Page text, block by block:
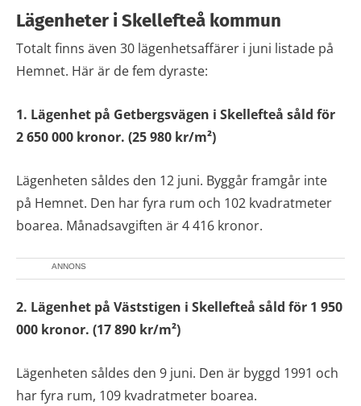
Lägenheter i Skellefteå kommun
Totalt finns även 30 lägenhetsaffärer i juni listade på
Hemnet. Här är de fem dyraste:
1. Lägenhet på Getbergsvägen i Skellefteå såld för
2 650 000 kronor. (25 980 kr/m²)
Lägenheten såldes den 12 juni. Byggår framgår inte
på Hemnet. Den har fyra rum och 102 kvadratmeter
boarea. Månadsavgiften är 4 416 kronor.
ANNONS
2. Lägenhet på Väststigen i Skellefteå såld för 1 950
000 kronor. (17 890 kr/m²)
Lägenheten såldes den 9 juni. Den är byggd 1991 och
har fyra rum, 109 kvadratmeter boarea.